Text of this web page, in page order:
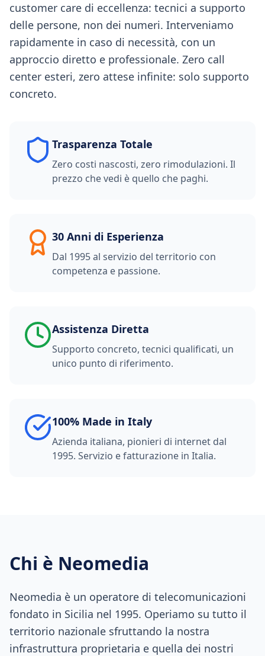
customer care di eccellenza: tecnici a supporto
delle persone, non dei numeri. Interveniamo
rapidamente in caso di necessità, con un
approccio diretto e professionale. Zero call
center esteri, zero attese infinite: solo supporto
concreto.
Trasparenza Totale
Zero costi nascosti, zero rimodulazioni. Il
prezzo che vedi è quello che paghi.
30 Anni di Esperienza
Dal 1995 al servizio del territorio con
competenza e passione.
Assistenza Diretta
Supporto concreto, tecnici qualificati, un
unico punto di riferimento.
100% Made in Italy
Azienda italiana, pionieri di internet dal
1995. Servizio e fatturazione in Italia.
Chi è Neomedia
Neomedia è un operatore di telecomunicazioni
fondato in Sicilia nel 1995. Operiamo su tutto il
territorio nazionale sfruttando la nostra
infrastruttura proprietaria e quella dei nostri